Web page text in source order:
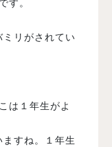
す。
ミリがされてい
は１年生がよ
すね。１年生